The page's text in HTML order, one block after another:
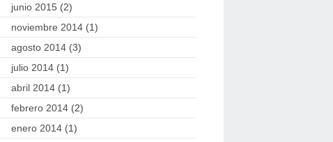
junio 2015 (2)
noviembre 2014 (1)
agosto 2014 (3)
julio 2014 (1)
abril 2014 (1)
febrero 2014 (2)
enero 2014 (1)